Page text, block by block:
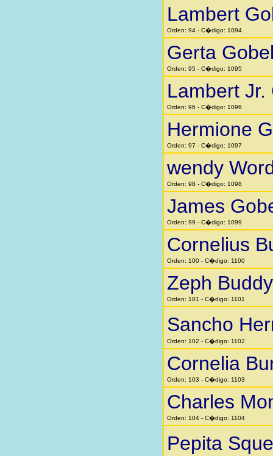
Lambert
Orden: 94 - C�digo: 1094
Gerta
Orden: 95 - C�digo: 1095
Lambert Jr.
Orden: 96 - C�digo: 1096
Hermione
Orden: 97 - C�digo: 1097
wendy
Orden: 98 - C�digo: 1098
James
Orden: 99 - C�digo: 1099
Cornelius
Orden: 100 - C�digo: 1100
Zeph
Orden: 101 - C�digo: 1101
Sancho
Orden: 102 - C�digo: 1102
Cornelia
Orden: 103 - C�digo: 1103
Charles
Orden: 104 - C�digo: 1104
Pepita